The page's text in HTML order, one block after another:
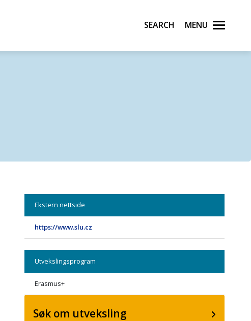
Search Menu
Ekstern nettside
https://www.slu.cz
Utvekslingsprogram
Erasmus+
Søk om utveksling